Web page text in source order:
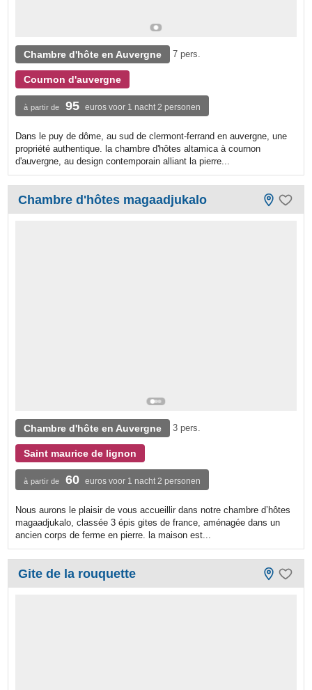
Chambre d'hôte en Auvergne 7 pers.
Cournon d'auvergne
à partir de 95 euros voor 1 nacht 2 personen
Dans le puy de dôme, au sud de clermont-ferrand en auvergne, une
propriété authentique. la chambre d'hôtes altamica à cournon
d'auvergne, au design contemporain alliant la pierre...
Chambre d'hôtes magaadjukalo
Chambre d'hôte en Auvergne 3 pers.
Saint maurice de lignon
à partir de 60 euros voor 1 nacht 2 personen
Nous aurons le plaisir de vous accueillir dans notre chambre d’hôtes
magaadjukalo, classée 3 épis gites de france, aménagée dans un
ancien corps de ferme en pierre. la maison est...
Gite de la rouquette